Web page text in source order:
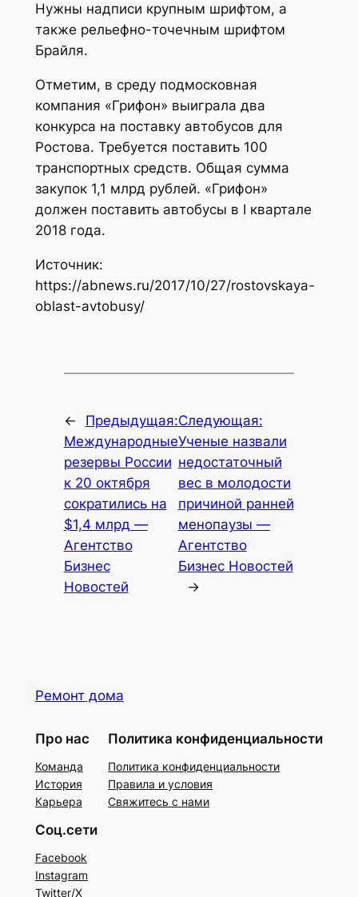
Нужны надписи крупным шрифтом, а
также рельефно-точечным шрифтом
Брайля.
Отметим, в среду подмосковная
компания «Грифон» выиграла два
конкурса на поставку автобусов для
Ростова. Требуется поставить 100
транспортных средств. Общая сумма
закупок 1,1 млрд рублей. «Грифон»
должен поставить автобусы в I квартале
2018 года.
Источник:
https://abnews.ru/2017/10/27/rostovskaya-
oblast-avtobusy/
←
Предыдущая:
Международные
резервы России
к 20 октября
сократились на
$1,4 млрд —
Агентство
Бизнес
Новостей
Следующая:
Ученые назвали
недостаточный
вес в молодости
причиной ранней
менопаузы —
Агентство
Бизнес Новостей
→
Ремонт дома
Про нас
Команда
История
Карьера
Политика конфиденциальности
Политика конфиденциальности
Правила и условия
Свяжитесь с нами
Соц.сети
Facebook
Instagram
Twitter/X